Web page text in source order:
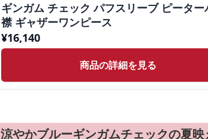
ギンガム チェック パフスリーブ ピーター
襟 ギャザーワンピース
¥16,140
商品の詳細を見る
涼やかブルーギンガムチェックの夏